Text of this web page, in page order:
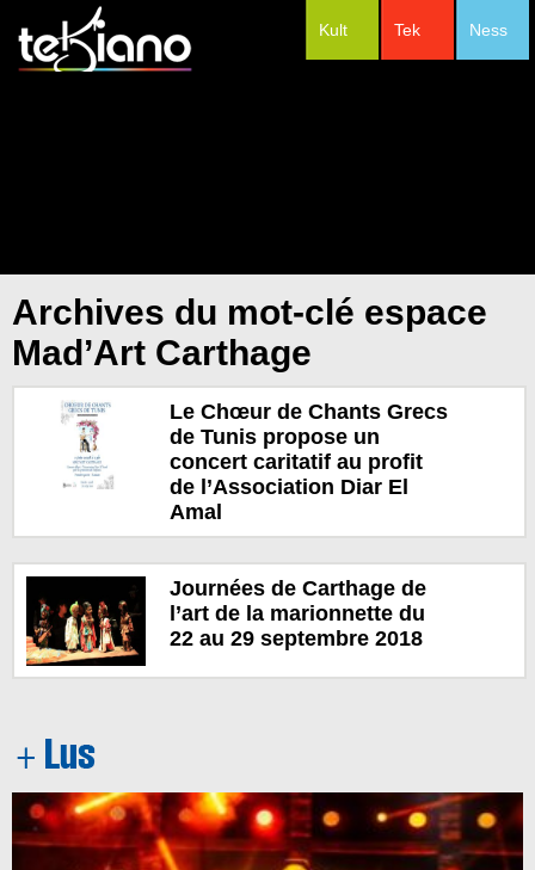
Ness
Tek
Kult
Archives du mot-clé espace
Mad’Art Carthage
Le Chœur de Chants Grecs
de Tunis propose un
concert caritatif au profit
de l’Association Diar El
Amal
Journées de Carthage de
l’art de la marionnette du
22 au 29 septembre 2018